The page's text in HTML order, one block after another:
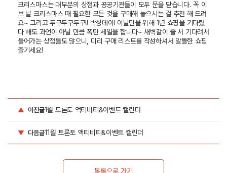
크리스마스는 대부분의 상점과 공공기관들이 모두 문을 닫습니다. 꼭 이
브 날 크리스마스 때 필요한 모든 것을 구매해 놓으시는 걸 추천 해 드려
요~ 그리고 두구두구두구!! 박싱데이! 이날만을 위해 1년 쇼핑을 기다렸
다 해도 과언이 아닐 만큼 폭탄 세일을 합니다~ 새벽같이 줄 서 기다려서
들어가는 상점들도 많으니, 미리 구매 리스트를 작성하셔서 알뜰한 쇼핑
즐기세요!
▲ 이전글1월 토론토 액티비티&이벤트 캘린더
▼ 다음글11월 토론토 액티비티&이벤트 캘린더
목록으로 가기